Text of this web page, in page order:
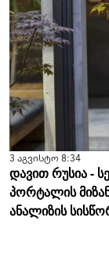
3 აგვისტო 8:34
დავით რუსია -
პორტალის
ანალიზის